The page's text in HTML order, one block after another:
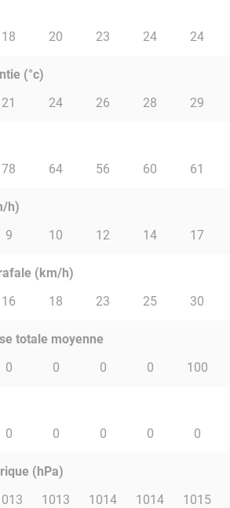
18 20 23 24 24
(°c)
21 24 26 28 29
78 64 56 60 61
h)
9 10 12 14 17
(km/h)
16 18 23 25 30
totale moyenne
0 0 0 0 100
0 0 0 0 0
(hPa)
1013 1014 1014 1015